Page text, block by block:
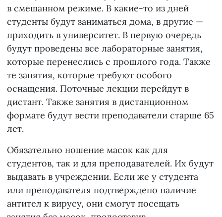
в смешанном режиме. В какие-то из дней
студенты будут заниматься дома, в другие —
приходить в университет. В первую очередь
будут проведены все лабораторные занятия,
которые перенеслись с прошлого года. Также
те занятия, которые требуют особого
оснащения. Поточные лекции перейдут в
дистант. Также занятия в дистанционном
формате будут вести преподаватели старше 65
лет.
Обязательно ношение масок как для
студентов, так и для преподавателей. Их будут
выдавать в учреждении. Если же у студента
или преподавателя подтверждено наличие
антител к вирусу, они смогут посещать